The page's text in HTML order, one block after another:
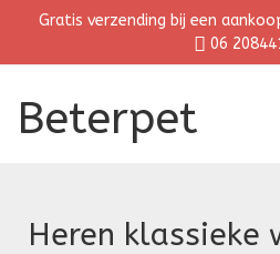
Gratis verzending bij een
06
Beterpet
Heren klassieke